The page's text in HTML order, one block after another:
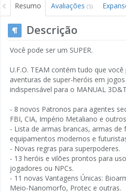
Resumo Avaliações (5)
Descrição
Você pode ser um SUPER.
U.F.O. TEAM contém tudo que
aventuras de super-heróis em
indispensável para o MANUAL
- 8 novos Patronos para agentes
FBI, CIA, Império Metaliano e
- Lista de armas brancas, armas
equipamentos modernos e
- Novas regras para superpoderes.
- 13 heróis e vilões prontos para
jogadores ou NPCs.
- 11 novas Vantagens Únicas:
Meio-Nanomorfo, Protec e outras.